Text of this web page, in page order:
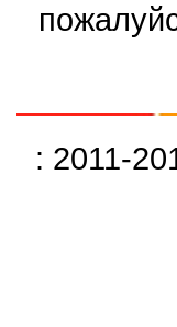
: 2011-